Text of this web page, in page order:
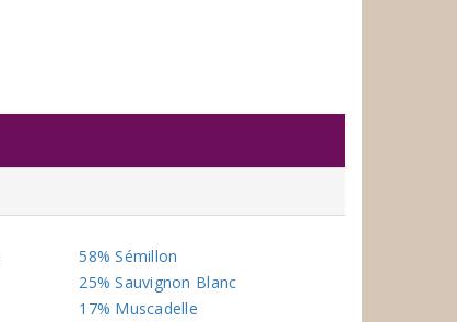
58% Sémillon
25% Sauvignon Blanc
17% Muscadelle